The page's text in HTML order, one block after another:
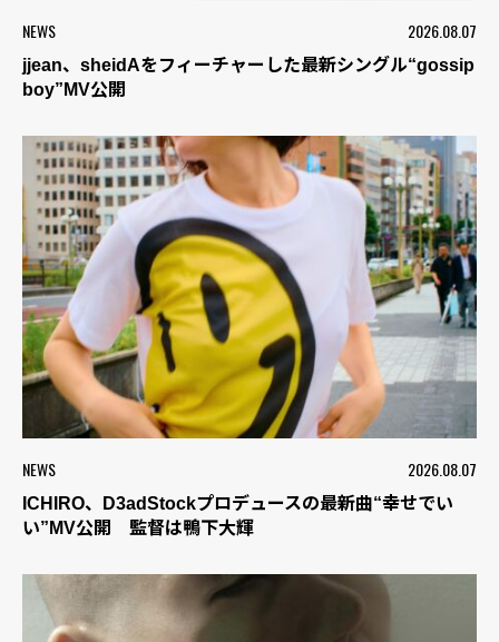
NEWS 2026.08.07
jjean、sheidAをフィーチャーした最新シングル“gossip
boy”MV公開
NEWS 2026.08.07
ICHIRO、D3adStockプロデュースの最新曲“幸せでい
い”MV公開 監督は鴨下大輝